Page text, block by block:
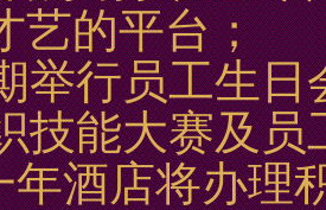
艺的平台；
举行员工生日
技能大赛及员
酒店将办理